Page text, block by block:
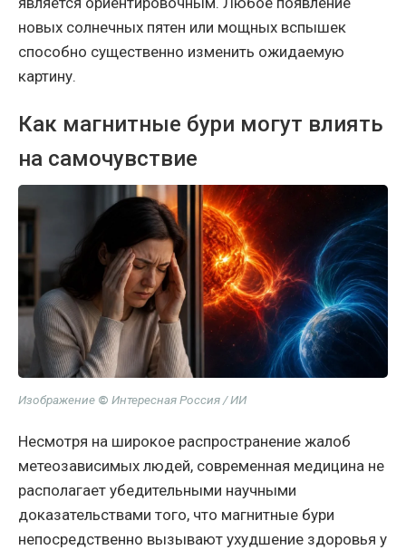
новых солнечных пятен или мощных вспышек
способно существенно изменить ожидаемую
картину.
Как магнитные бури могут влиять
на самочувствие
Изображение © Интересная Россия / ИИ
Несмотря на широкое распространение жалоб
метеозависимых людей, современная медицина не
располагает убедительными научными
доказательствами того, что магнитные бури
непосредственно вызывают ухудшение здоровья у